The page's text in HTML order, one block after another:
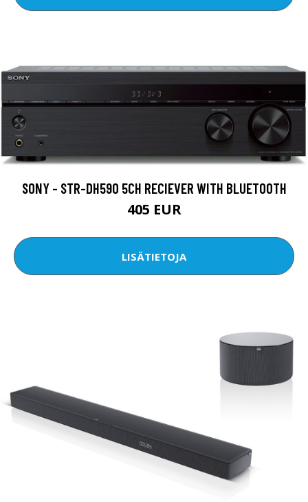
SONY - STR-DH590 5CH RECIEVER WITH BLUETOOTH
405 EUR
LISÄTIETOJA